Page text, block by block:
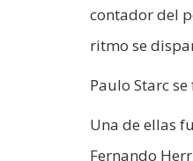
contador del
ritmo se
Paulo Starc
Una de ellas
Fernando